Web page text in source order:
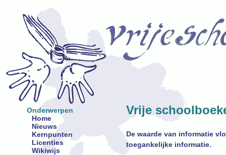
Onderwerpen
Home
Nieuws
Kernpunten
Licenties
Wikiwijs
Vrije
De waarde van informatie
toegankelijke informatie.